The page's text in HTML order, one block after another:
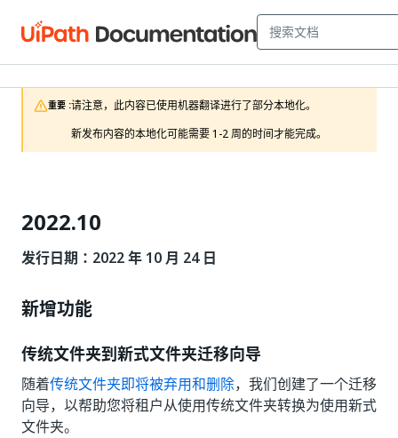
重要 :请注意，此内容已使用机器翻译进行了部分本地化。
新发布内容的本地化可能需要 1-2 周的时间才能完成。
2022.10
发行日期：2022 年 10 月 24 日
新增功能
传统文件夹到新式文件夹迁移向导
随着传统文件夹即将被弃用和删除，我们创建了一个迁移
向导，以帮助您将租户从使用传统文件夹转换为使用新式
文件夹。